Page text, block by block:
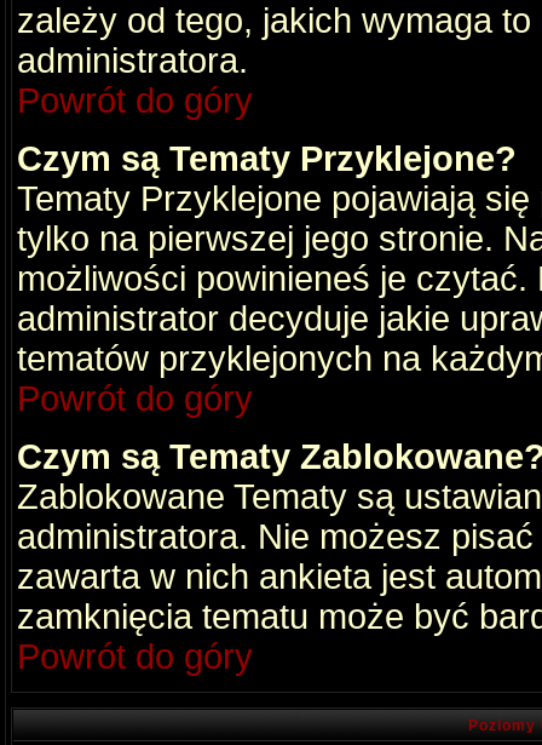
zależy od tego, jakich wymaga
administratora.
Powrót do góry
Czym są Tematy Przyklejone?
Tematy Przyklejone pojawiają
tylko na pierwszej jego stronie.
możliwości powinieneś je czytać.
administrator decyduje jakie
tematów przyklejonych na
Powrót do góry
Czym są Tematy
Zablokowane Tematy są
administratora. Nie możesz
zawarta w nich ankieta jest
zamknięcia tematu może być
Powrót do góry